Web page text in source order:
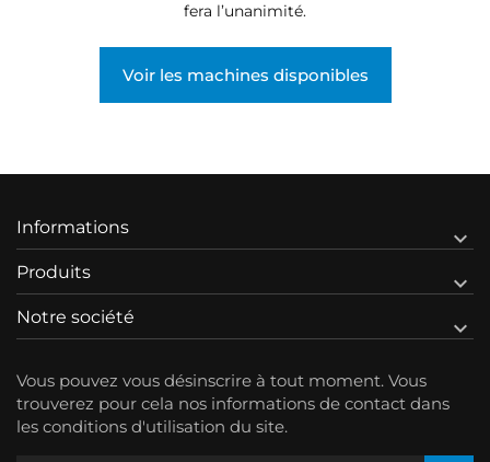
fera l’unanimité.
Voir les machines disponibles
Informations 
Produits 
Notre société 
Vous pouvez vous désinscrire à tout moment. Vous
trouverez pour cela nos informations de contact dans
les conditions d'utilisation du site.